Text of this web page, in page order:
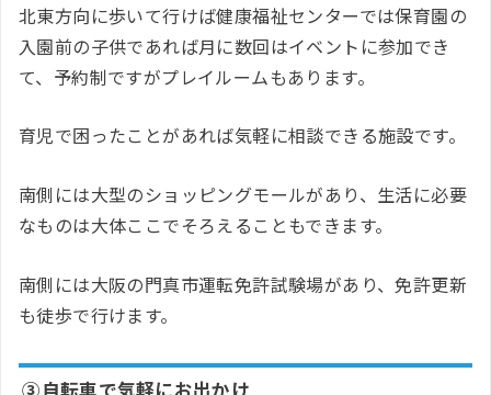
北東方向に歩いて行けば健康福祉センターでは保育園の
入園前の子供であれば月に数回はイベントに参加でき
て、予約制ですがプレイルームもあります。
育児で困ったことがあれば気軽に相談できる施設です。
南側には大型のショッピングモールがあり、生活に必要
なものは大体ここでそろえることもできます。
南側には大阪の門真市運転免許試験場があり、免許更新
も徒歩で行けます。